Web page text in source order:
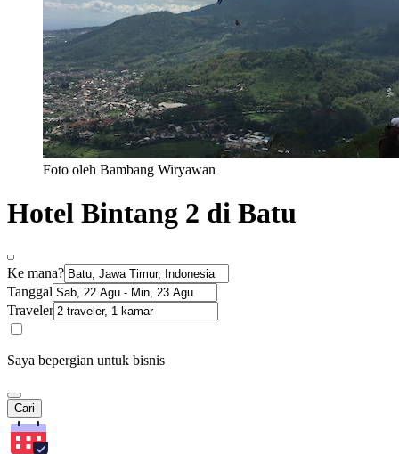
Foto oleh Bambang Wiryawan
Hotel Bintang 2 di Batu
Ke mana?
Tanggal
Traveler
Saya bepergian untuk bisnis
Cari